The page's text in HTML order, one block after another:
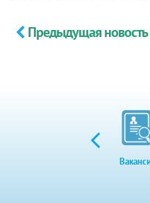
Предыдущая новость